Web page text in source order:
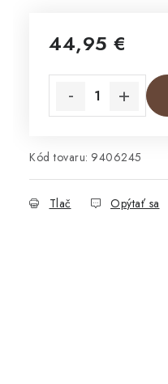
44,95 €
Kód tovaru: 9406245
Tlač Opýtať sa